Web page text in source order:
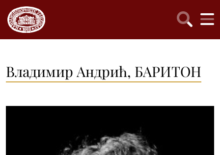
Владимир Андрић, БАРИТОН